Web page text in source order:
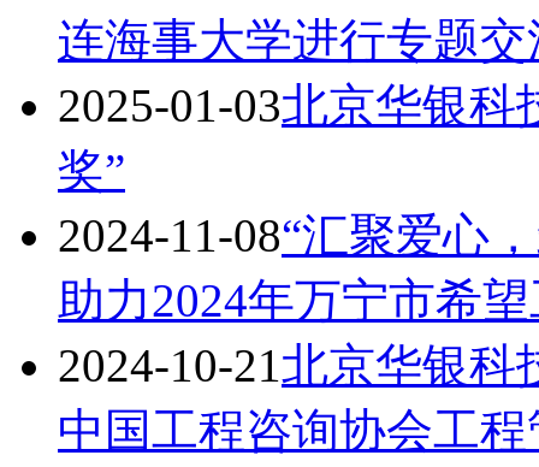
连海事大学进行专题
2025-01-03北京华银科
奖”
2024-11-08“汇聚爱心
助力2024年万宁市希
2024-10-21北京华银科
中国工程咨询协会工